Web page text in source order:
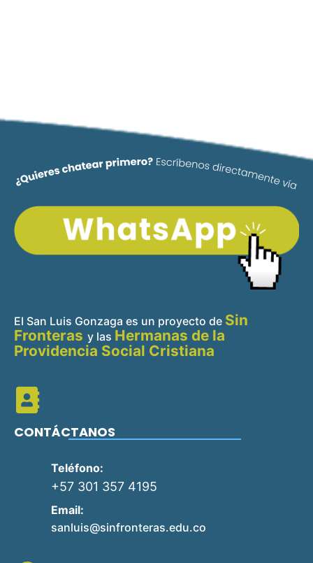
El San Luis Gonzaga es un proyecto de Sin
Fronteras y las Hermanas de la
Providencia Social Cristiana
CONTÁCTANOS
Teléfono:
+57 301 357 4195
Email:
sanluis@sinfronteras.edu.co